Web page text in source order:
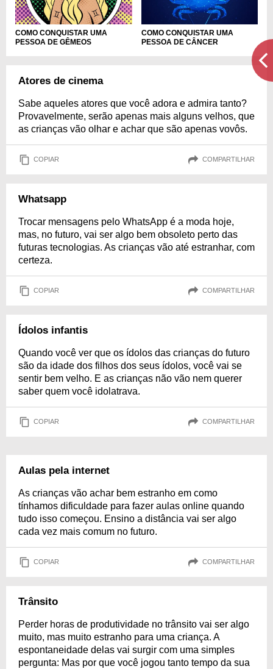
COMO CONQUISTAR UMA
PESSOA DE GÊMEOS
COMO CONQUISTAR UMA
PESSOA DE CÂNCER
Atores de cinema
Sabe aqueles atores que você adora e admira tanto?
Provavelmente, serão apenas mais alguns velhos, que
as crianças vão olhar e achar que são apenas vovôs.
COPIAR COMPARTILHAR
Whatsapp
Trocar mensagens pelo WhatsApp é a moda hoje,
mas, no futuro, vai ser algo bem obsoleto perto das
futuras tecnologias. As crianças vão até estranhar, com
certeza.
COPIAR COMPARTILHAR
Ídolos infantis
Quando você ver que os ídolos das crianças do futuro
são da idade dos filhos dos seus ídolos, você vai se
sentir bem velho. E as crianças não vão nem querer
saber quem você idolatrava.
COPIAR COMPARTILHAR
Aulas pela internet
As crianças vão achar bem estranho em como
tínhamos dificuldade para fazer aulas online quando
tudo isso começou. Ensino a distância vai ser algo
cada vez mais comum no futuro.
COPIAR COMPARTILHAR
Trânsito
Perder horas de produtividade no trânsito vai ser algo
muito, mas muito estranho para uma criança. A
espontaneidade delas vai surgir com uma simples
pergunta: Mas por que você jogou tanto tempo da sua